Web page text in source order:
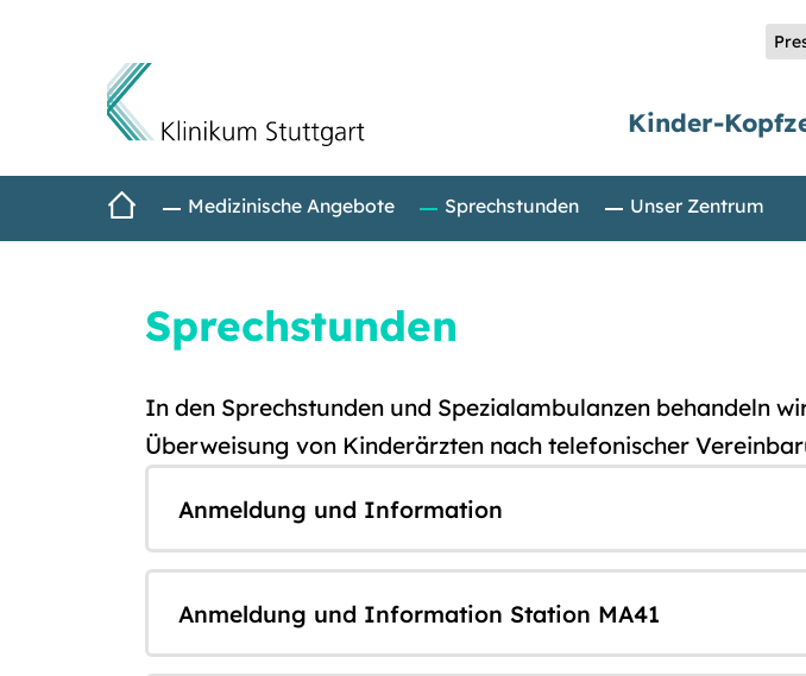
Direkt zum Inhalt
Kinder-
StartseiteMedizinische Angebote Sprechstunden Unser Zentrum
Sprechstunden
In den Sprechstunden und Spezialambulanzen behandeln
Überweisung von Kinderärzten nach telefonischer
Anmeldung und Information
Anmeldung und Information Station MA41